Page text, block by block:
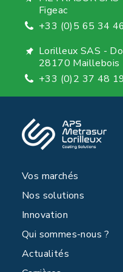
Figeac
+33 (0)5 65 34
Lorilleux SAS -
28170 Maillebois
+33 (0)2 37 48
Vos marchés
Nos solutions
Innovation
Qui sommes-nous ?
Actualités